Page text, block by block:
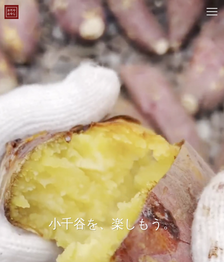
小千谷を、楽しもう。